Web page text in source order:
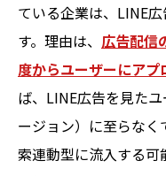
ている企業は、LINE
す。理由は、 広告配信
度からユーザーにアプ
ば、LINE広告を見た
ージョン）に至らな
索連動型に流入する可